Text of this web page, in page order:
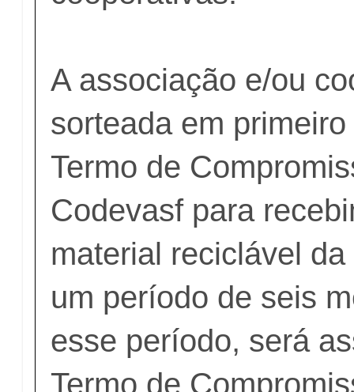
A associação e/ou
sorteada em
Termo de
Codevasf para
material reciclável
um período de seis
esse período, será
Termo de